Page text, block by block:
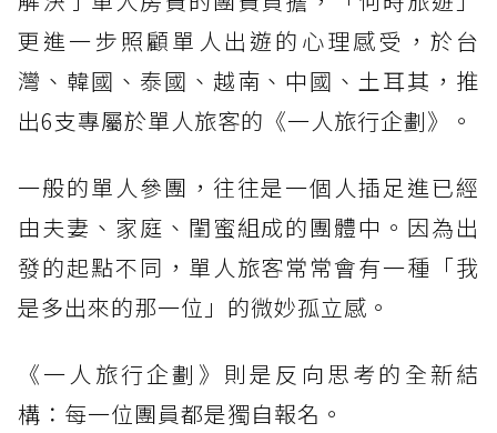
更進一步照顧單人出遊的心理感受，於台
灣、韓國、泰國、越南、中國、土耳其，推
出6支專屬於單人旅客的《一人旅行企劃》。
一般的單人參團，往往是一個人插足進已經
由夫妻、家庭、閨蜜組成的團體中。因為出
發的起點不同，單人旅客常常會有一種「我
是多出來的那一位」的微妙孤立感。
《一人旅行企劃》則是反向思考的全新結
構：每一位團員都是獨自報名。